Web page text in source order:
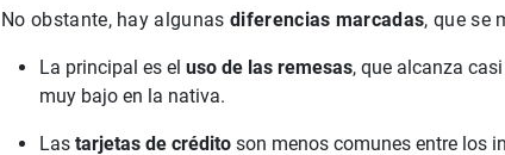
No obstante, hay algunas diferencias marcadas, que se
La principal es el uso de las remesas, que alcanza
muy bajo en la nativa.
Las tarjetas de crédito son menos comunes entre los